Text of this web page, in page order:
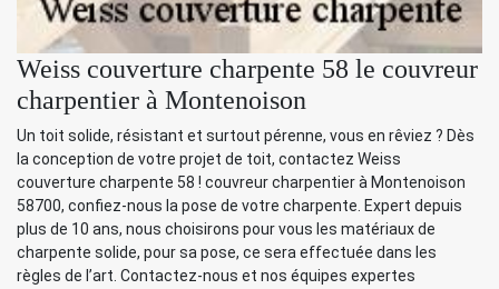
Weiss couverture charpente 58 le couvreur
charpentier à Montenoison
Un toit solide, résistant et surtout pérenne, vous en rêviez ? Dès
la conception de votre projet de toit, contactez Weiss
couverture charpente 58 ! couvreur charpentier à Montenoison
58700, confiez-nous la pose de votre charpente. Expert depuis
plus de 10 ans, nous choisirons pour vous les matériaux de
charpente solide, pour sa pose, ce sera effectuée dans les
règles de l’art. Contactez-nous et nos équipes expertes